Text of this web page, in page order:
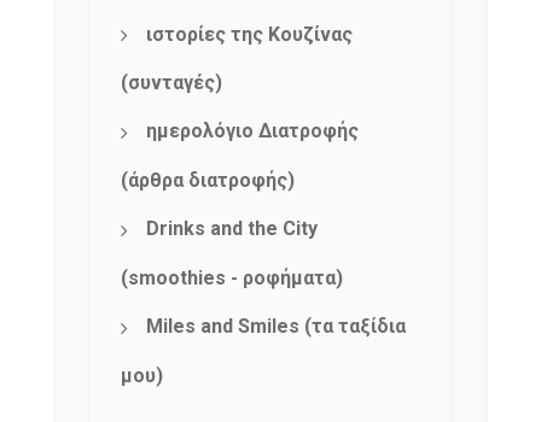
ιστορίες της Κουζίνας
(συνταγές)
ημερολόγιο Διατροφής
(άρθρα διατροφής)
Drinks and the City
(smoothies - ροφήματα)
Miles and Smiles (τα ταξίδια
μου)